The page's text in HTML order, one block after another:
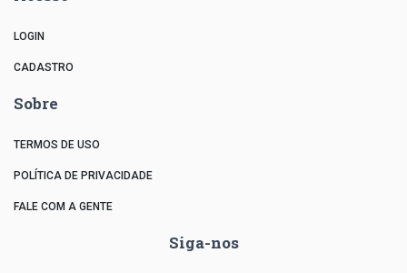
LOGIN
CADASTRO
Sobre
TERMOS DE USO
POLÍTICA DE PRIVACIDADE
FALE COM A GENTE
Siga-nos